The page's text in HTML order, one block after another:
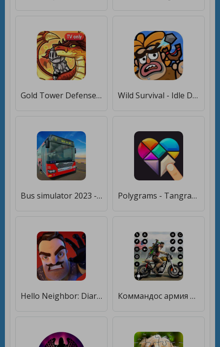
Gold Tower Defense [Много монет] Wild Survival - Idle Defense [Много монет]
Bus simulator 2023 - Bus Drive [Много монет] Polygrams - Tangram Puzzles [Много монет]
Hello Neighbor: Diaries [Много монет] Коммандос армия игра не в сети [Много монет]